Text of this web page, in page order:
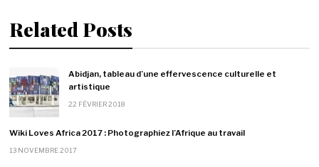
Related Posts
Abidjan, tableau d’une effervescence culturelle et
artistique
22 FÉVRIER 2018
Wiki Loves Africa 2017 : Photographiez l’Afrique au travail
13 NOVEMBRE 2017